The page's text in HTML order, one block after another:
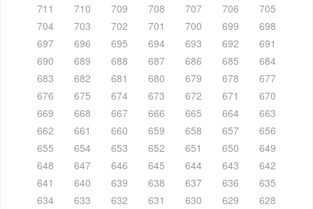
711
710 709 708 707 706
705
704
703 702 701 700 699
698
697
696 695 694 693 692
691
690
689 688 687 686 685
684
683
682 681 680 679 678
677
676
675 674 673 672 671
670
669
668 667 666 665 664
663
662
661 660 659 658 657
656
655
654 653 652 651 650
649
648
647 646 645 644 643
642
641
640 639 638 637 636
635
634
633 632 631 630 629
628